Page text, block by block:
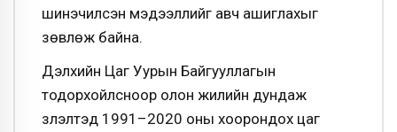
шинэчилсэн мэдээллийг авч ашиглахыг
зөвлөж байна.
Дэлхийн Цаг Уурын Байгууллагын
тодорхойлсноор олон жилийн дундаж
үзүүлэлтэд 1991–2020 оны хоорондох цаг